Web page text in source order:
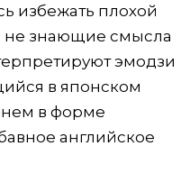
избежать плохой
не знающие смысла
эмодзи
в японском
в форме
английское